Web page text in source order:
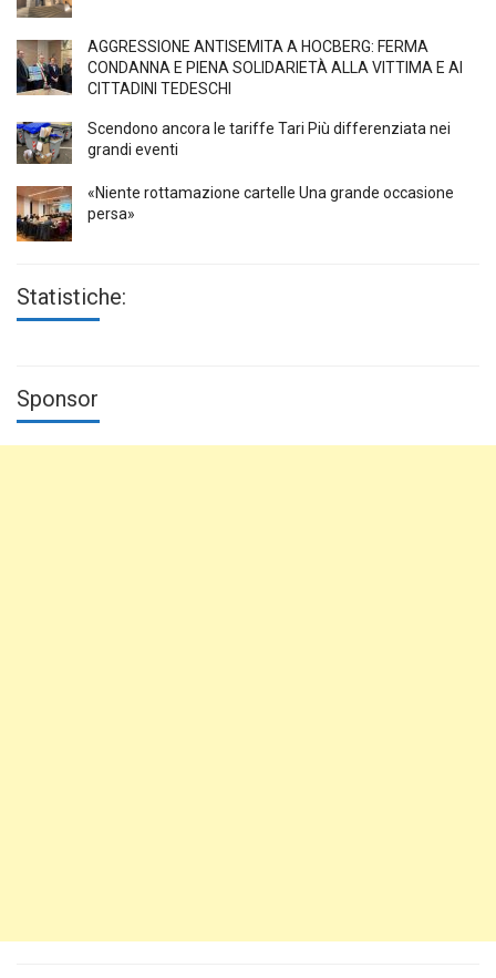
AGGRESSIONE ANTISEMITA A HÖCBERG: FERMA
CONDANNA E PIENA SOLIDARIETÀ ALLA VITTIMA E AI
CITTADINI TEDESCHI
Scendono ancora le tariffe Tari Più differenziata nei
grandi eventi
«Niente rottamazione cartelle Una grande occasione
persa»
Statistiche:
Sponsor